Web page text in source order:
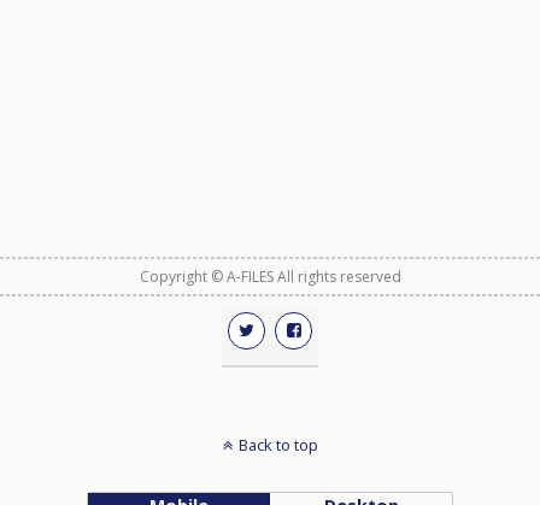
Copyright © A-FILES All rights reserved
Back to top